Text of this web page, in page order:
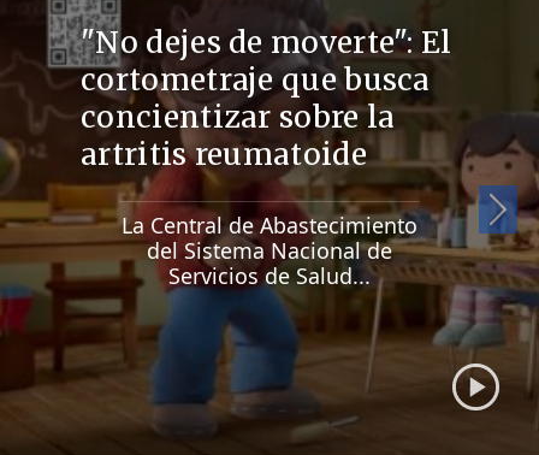
"No dejes de moverte": El
cortometraje que busca
concientizar sobre la
artritis reumatoide
La Central de Abastecimiento
del Sistema Nacional de
Servicios de Salud...